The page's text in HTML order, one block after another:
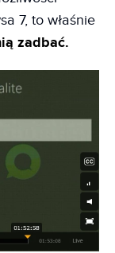
7, to właśnie
zadbać.